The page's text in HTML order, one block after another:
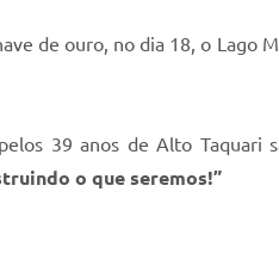
de ouro, no dia 18, o
39 anos de Alto
o que seremos!”